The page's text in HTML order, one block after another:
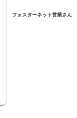
フォスターネット営業さん